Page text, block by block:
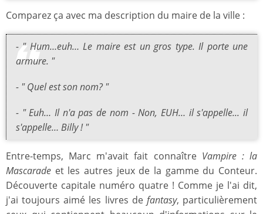
Comparez ça avec ma description du maire de la ville :
- " Hum…euh… Le maire est un gros type. Il porte une
armure. "
- " Quel est son nom? "
- " Euh… Il n'a pas de nom - Non, EUH… il s'appelle... il
s'appelle… Billy ! "
Entre-temps, Marc m'avait fait connaître Vampire : la
Mascarade et les autres jeux de la gamme du Conteur.
Découverte capitale numéro quatre ! Comme je l'ai dit,
j'ai toujours aimé les livres de fantasy, particulièrement